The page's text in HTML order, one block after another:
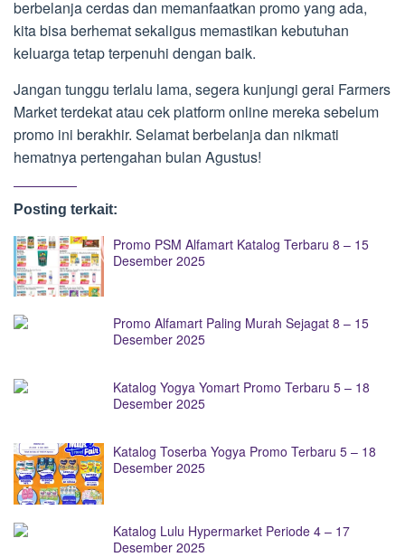
berbelanja cerdas dan memanfaatkan promo yang ada,
kita bisa berhemat sekaligus memastikan kebutuhan
keluarga tetap terpenuhi dengan baik.
Jangan tunggu terlalu lama, segera kunjungi gerai Farmers
Market terdekat atau cek platform online mereka sebelum
promo ini berakhir. Selamat berbelanja dan nikmati
hematnya pertengahan bulan Agustus!
Posting terkait:
Promo PSM Alfamart Katalog Terbaru 8 – 15
Desember 2025
Promo Alfamart Paling Murah Sejagat 8 – 15
Desember 2025
Katalog Yogya Yomart Promo Terbaru 5 – 18
Desember 2025
Katalog Toserba Yogya Promo Terbaru 5 – 18
Desember 2025
Katalog Lulu Hypermarket Periode 4 – 17
Desember 2025